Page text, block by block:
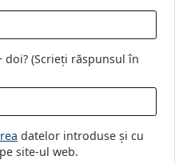
doi? (Scrieți răspunsul în
datelor introduse și cu
site-ul web.